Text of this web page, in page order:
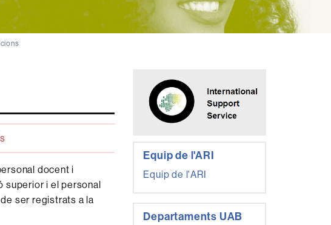
docent i
superior i el personal
ser registrats a la
complementària
Equip de l'ARI
Equip de l'ARI
Departaments UAB